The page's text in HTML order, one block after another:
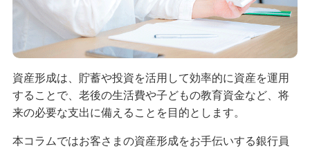
備える
生涯学習
お客さまサポート
資産形成は、貯蓄や投資を活用して効率的に資産を運用
することで、老後の生活費や子どもの教育資金など、将
来の必要な支出に備えることを目的とします。
本コラムではお客さまの資産形成をお手伝いする銀行員